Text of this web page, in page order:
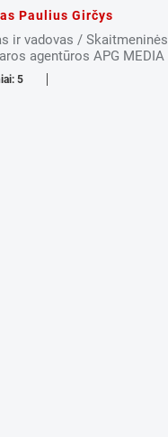
Paulius Girčys
ir vadovas / Skaitmeninės
agentūros APG MEDIA
5